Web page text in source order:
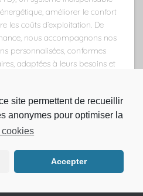
site permettent de recueillir
anonymes pour optimiser la
cookies
Accepter
améliorer le confort
les coûts d’exploitation. De
nous accompagnons nos
personnalisées, conformes
adaptées à leurs besoins et
parThemeIsle